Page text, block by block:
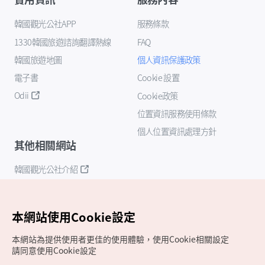
韓國觀光公社APP
1330韓國旅遊諮詢翻譯熱線
韓國旅遊地圖
電子書
Odii
服務條款
FAQ
個人資訊保護政策
Cookie 設置
Cookie政策
位置資訊服務使用條款
個人位置資訊處理方針
其他相關網站
韓國觀光公社介紹
本網站使用Cookie設定
本網站為提供使用者更佳的使用體驗，使用Cookie相關設定
請同意使用Cookie設定